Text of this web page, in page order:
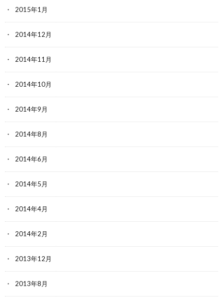
2015年1月
2014年12月
2014年11月
2014年10月
2014年9月
2014年8月
2014年6月
2014年5月
2014年4月
2014年2月
2013年12月
2013年8月